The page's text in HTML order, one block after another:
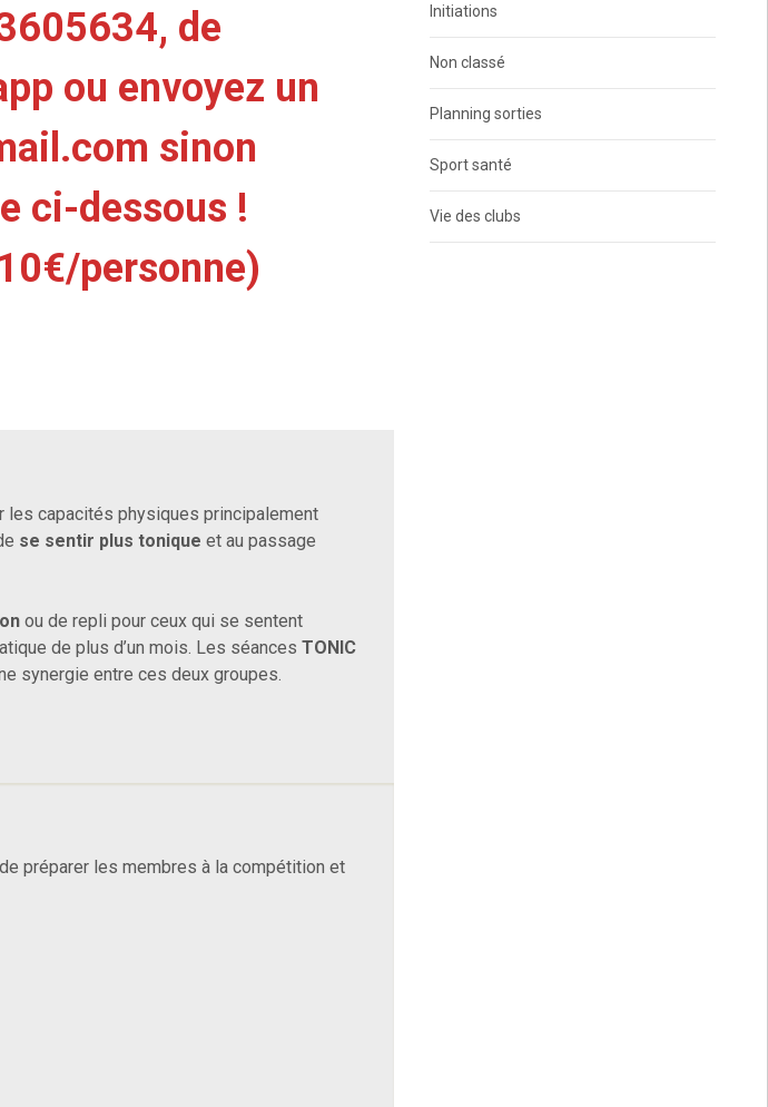
de
ou envoyez un
sinon
ci-dessous !
personne)
les capacités physiques principalement
se sentir plus toniqueet au passage
ou de repli pour ceux qui se sentent
de plus d’un mois. Les séancesTONIC
synergie entre ces deux groupes.
préparer les membres à la compétition et
Initiations
Non classé
Planning sorties
Sport santé
Vie des clubs